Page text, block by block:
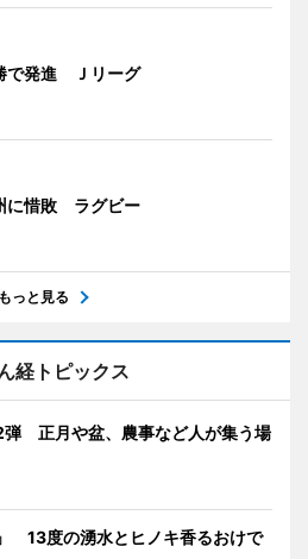
で発進 Ｊリーグ
に惜敗 ラグビー
もっと見る
経トピックス
弾 正月や盆、農事など人が集う場
13度の湧水とヒノキ香るおけで